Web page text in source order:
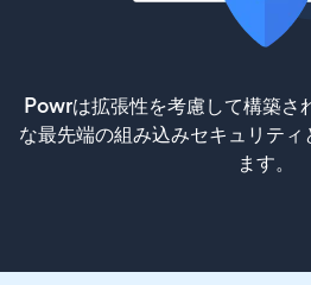
Powrは拡張性を考慮して構築さ
な最先端の組み込みセキュリテ
ます。